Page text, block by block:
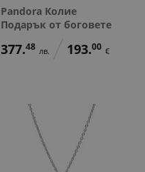
Pandora Колие
Подарък от боговете
377.48 лв. 193.00 €